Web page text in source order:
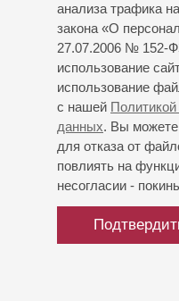
анализа трафика
закона «О
27.07.2006 № 152-
использование
использование
с нашей
данных. Вы можете
для отказа от
повлиять на
несогласии -
фортепиано